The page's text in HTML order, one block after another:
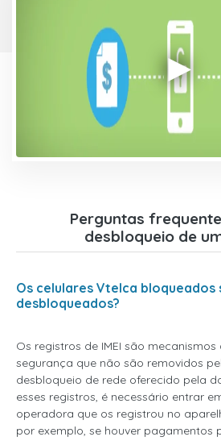
Perguntas
desbloqueio de
Os celulares Vtelca bloqueados
desbloqueados?
Os registros de IMEI são
segurança que não são removidos
desbloqueio de rede oferecido pela
esses registros, é necessário entrar
operadora que os registrou no
por exemplo, se houver pagamentos